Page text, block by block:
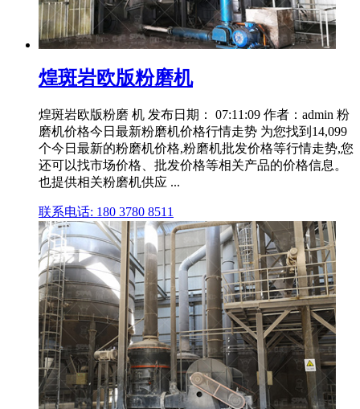
煌斑岩欧版粉磨机
煌斑岩欧版粉磨 机 发布日期： 07:11:09 作者：admin 粉
磨机价格今日最新粉磨机价格行情走势 为您找到14,099
个今日最新的粉磨机价格,粉磨机批发价格等行情走势,您
还可以找市场价格、批发价格等相关产品的价格信息。
也提供相关粉磨机供应 ...
联系电话: 180 3780 8511